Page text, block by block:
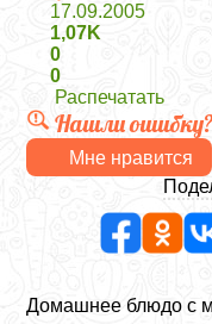
17.09.2005
1,07K
0
0
Распечатать
Нашли
Мне нравится
Домашнее блюдо с